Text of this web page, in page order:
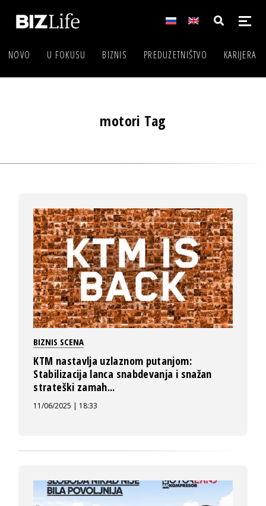
NOVO U FOKUSU BIZNIS PREDUZETNIŠTVO KARIJERA
motori Tag
BIZNIS SCENA
KTM nastavlja uzlaznom putanjom:
Stabilizacija lanca snabdevanja i snažan
strateški zamah...
11/06/2025 | 18:33